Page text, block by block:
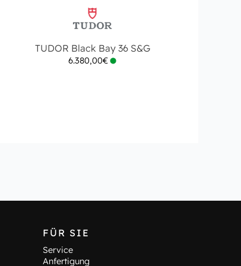
TUDOR Black Bay 36 S&G
6.380,00€
FÜR SIE
Service
Anfertigung